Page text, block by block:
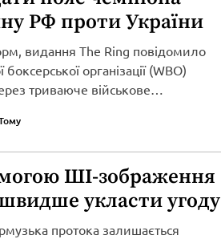
РФ проти України
видання The Ring повідомило
організації (WBO)
триваюче військове
ШІ-зображення
укласти угоду
протока залишається